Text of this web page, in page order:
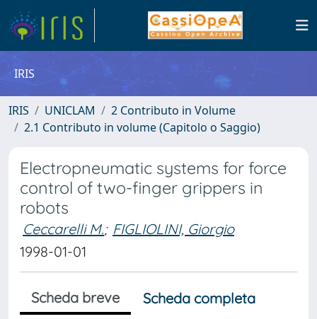
IRIS
IRIS UNICLAM
2 Contributo in Volume
2.1 Contributo in volume (Capitolo o Saggio)
Electropneumatic systems for force
control of two-finger grippers in
robots
Ceccarelli M.; FIGLIOLINI, Giorgio
1998-01-01
Scheda breve
Scheda completa